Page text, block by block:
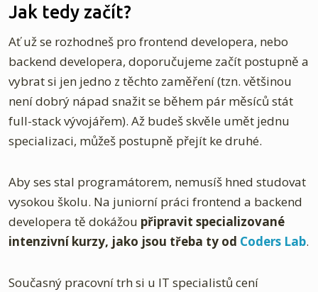
Jak tedy začít?
Ať už se rozhodneš pro frontend developera, nebo
backend developera, doporučujeme začít postupně a
vybrat si jen jedno z těchto zaměření (tzn. většinou
není dobrý nápad snažit se během pár měsíců stát
full-stack vývojářem). Až budeš skvěle umět jednu
specializaci, můžeš postupně přejít ke druhé.
Aby ses stal programátorem, nemusíš hned studovat
vysokou školu. Na juniorní práci frontend a backend
developera tě dokážou připravit specializované
intenzivní kurzy, jako jsou třeba ty od Coders Lab.
Současný pracovní trh si u IT specialistů cení